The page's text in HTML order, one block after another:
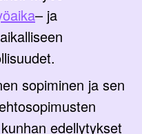
– ja
sopiminen ja sen
edellytykset